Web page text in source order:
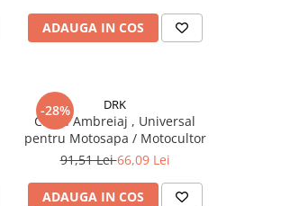
ADAUGA IN COS
-28% DRK
Cablu Ambreiaj , Universal
pentru Motosapa / Motocultor
91,51 Lei66,09 Lei
ADAUGA IN COS